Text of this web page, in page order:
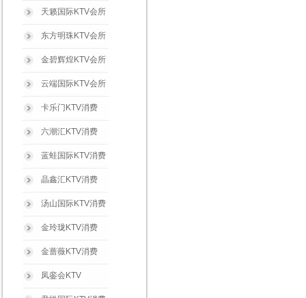
天籁国际KTV会所
东方明珠KTV会所
金碧辉煌KTV会所
云端国际KTV会所
卡乐门KTV消费
六潮汇KTV消费
蓝蛙国际KTV消费
晶鑫汇KTV消费
汤山国际KTV消费
金玲珑KTV消费
金蔷薇KTV消费
凤銮会KTV